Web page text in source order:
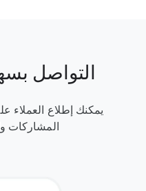
التواصل
يمكنك إطلاع العملاء
المشاركات